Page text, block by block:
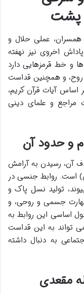
پشت
عملی حلال و
اخروی نیز نهفته
و خط قرمزهایی دارد
و همچنین قداست
آیات قرآن کریم،
مراجع و علمای دینی
و حدود آن
آن، رسیدن به آرامش
است. روابط جنسی در
تولید نسل پاک و
جسمی و روحی، و
اساسی این روابط به
تواند به این قداست
به دنبال داشته
مقعدی